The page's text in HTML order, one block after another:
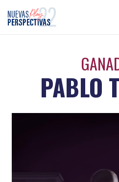
PABLO